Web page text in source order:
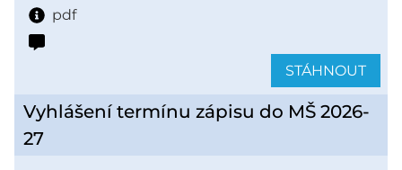
pdf
STÁHNOUT
Vyhlášení termínu zápisu do MŠ 2026-
27